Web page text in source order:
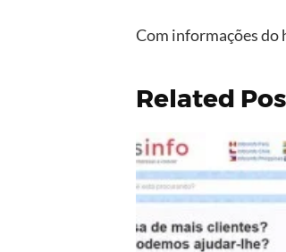
Com informações
Related